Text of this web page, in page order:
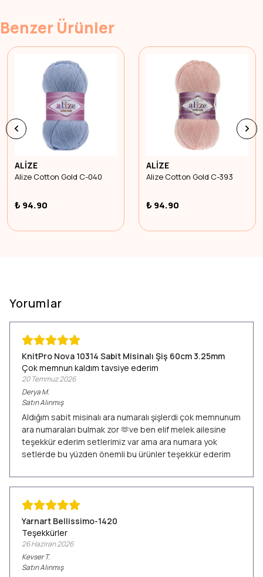
Benzer Ürünler
ALİZE
Alize Cotton Gold C-040
₺ 94.90
ALİZE
Alize Cotton Gold C-393
₺ 94.90
Yorumlar
KnitPro Nova 10314 Sabit Misinalı Şiş 60cm 3.25mm
Çok memnun kaldım tavsiye ederim
20 Temmuz 2026
DeryaM.
Satın Alınmış
Aldığım sabit misinalı ara numaralı şişlerdi çok memnunum
ara numaraları bulmak zor 🫶ve ben elif melek ailesine
teşekkür ederim setlerimiz var ama ara numara yok
setlerde bu yüzden önemli bu ürünler teşekkür ederim
Yarnart Bellissimo-1420
Teşekkürler
26 Haziran 2026
Kevser T.
Satın Alınmış